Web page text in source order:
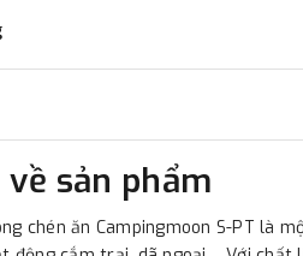
sản phẩm
chén ăn Campingmoon S-PT là